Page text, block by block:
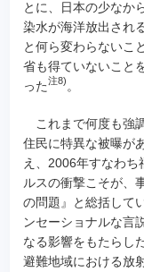
とに、日本の少なか
染水が海洋放出され
と何ら変わらないこ
省も得ていないこと
った注8) 。
これまで何度も強
住民に特異な被曝が
え、2006年すなわ
ルスの衝撃こそが、
の問題』と総括して
ンセーショナルな言
なる影響をもたらし
避難地域における放